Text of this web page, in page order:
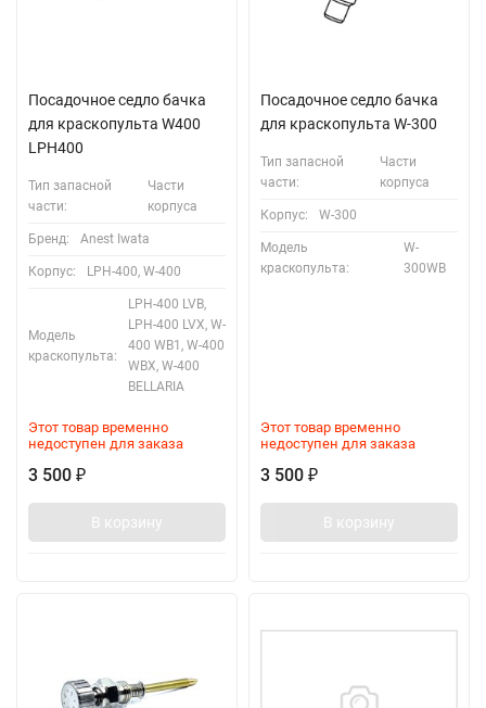
Посадочное седло бачка
для краскопульта W400
LPH400
Тип запасной
части:
Части
корпуса
Бренд: Anest Iwata
Корпус: LPH-400, W-400
Модель
краскопульта:
LPH-400 LVB,
LPH-400 LVX, W-
400 WB1, W-400
WBX, W-400
BELLARIA
Этот товар временно
недоступен для заказа
3 500 ₽
В корзину
Посадочное седло бачка
для краскопульта W-300
Тип запасной
части:
Части
корпуса
Корпус: W-300
Модель
краскопульта:
W-
300WB
Этот товар временно
недоступен для заказа
3 500 ₽
В корзину